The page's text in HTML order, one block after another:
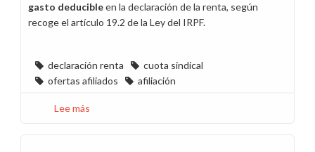
gasto deducibleen la declaración de la renta, según
recoge el artículo 19.2 de la Ley del IRPF.
declaración renta
cuota sindical
ofertas afiliados
afiliación
Lee más